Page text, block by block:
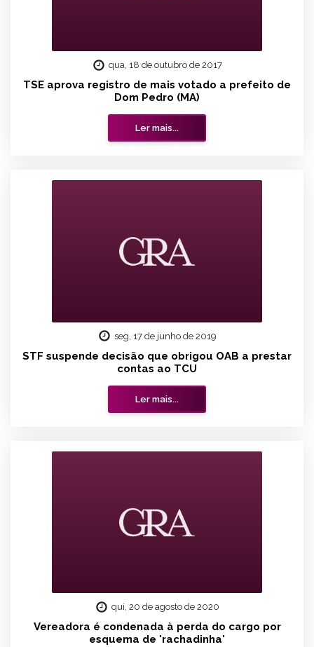
qua, 18 de outubro de 2017
TSE aprova registro de mais votado a prefeito de
Dom Pedro (MA)
Ler mais...
seg, 17 de junho de 2019
STF suspende decisão que obrigou OAB a prestar
contas ao TCU
Ler mais...
qui, 20 de agosto de 2020
Vereadora é condenada à perda do cargo por
esquema de 'rachadinha'